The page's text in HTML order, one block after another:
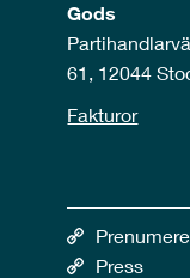
Gods
61, 12044
Fakturor
Press